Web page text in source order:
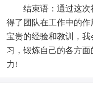
结束语：通过这次
得了团队在工作中的
宝贵的经验和教训，
习，锻炼自己的各方
力!